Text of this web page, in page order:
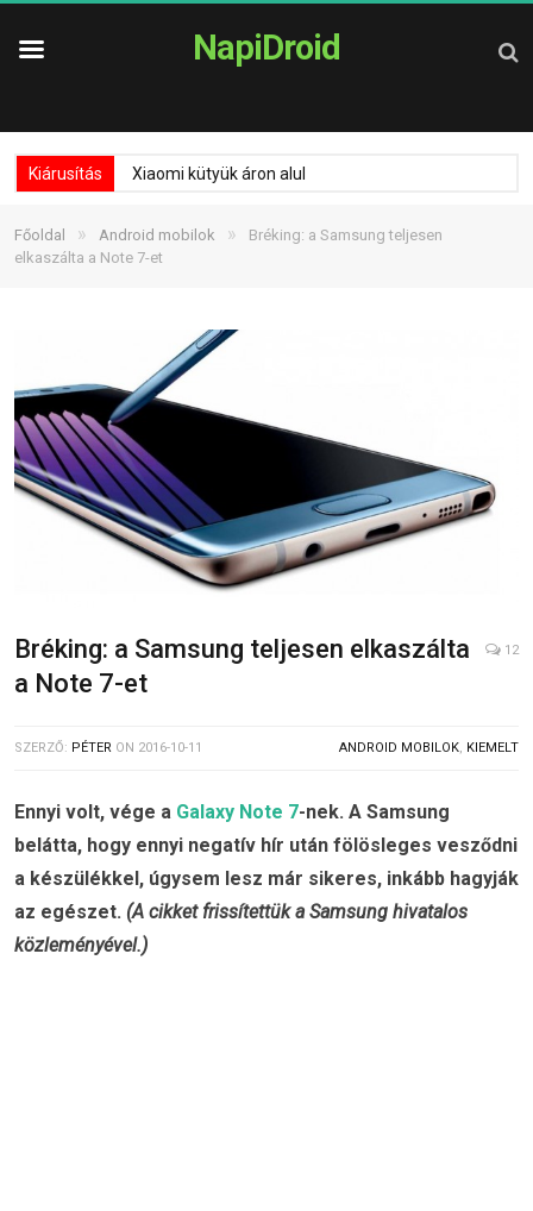
NapiDroid
Kiárusítás Xiaomi kütyük áron alul
Főoldal » Android mobilok »
Bréking: a Samsung teljesen
elkaszálta a Note 7-et
Bréking: a Samsung teljesen elkaszálta
a Note 7-et
12
SZERZŐ: PÉTER ON 2016-10-11 ANDROID MOBILOK KIEMELT
Ennyi volt, vége a Galaxy Note 7-nek. A Samsung
belátta, hogy ennyi negatív hír után fölösleges vesződni
a készülékkel, úgysem lesz már sikeres, inkább hagyják
az egészet. (A cikket frissítettük a Samsung hivatalos
közleményével.)